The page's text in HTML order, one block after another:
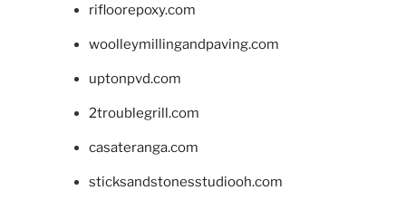
rifloorepoxy.com
woolleymillingandpaving.com
uptonpvd.com
2troublegrill.com
casateranga.com
sticksandstonesstudiooh.com